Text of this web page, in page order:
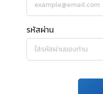
รหัสผ่าน